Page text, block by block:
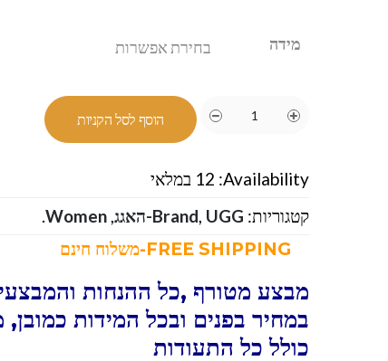
מידה
הוסף לסל הקניות
Availability: 12 במלאי
קטגוריות:
Brand, UGG-האגג ,
Women
.
מבצע מטורף ,כל ההנחות
במחיר בפנים ובכל המידות
כולל כל התעודות